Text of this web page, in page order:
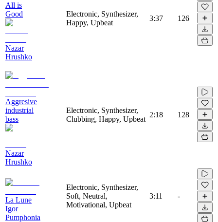
All is
Good
Nazar
Hrushko
Electronic, Synthesizer,
Happy, Upbeat
3:37 126
Aggresive
industrial
bass
Nazar
Hrushko
Electronic, Synthesizer,
Clubbing, Happy, Upbeat
2:18 128
La Lune
Igor
Pumphonia
Electronic, Synthesizer,
Soft, Neutral,
Motivational, Upbeat
3:11 -